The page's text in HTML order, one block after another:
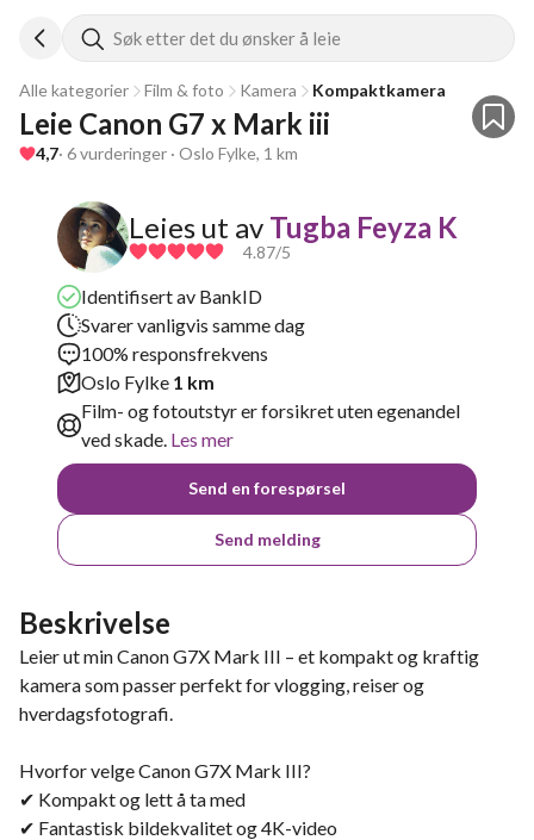
Søk etter det du ønsker å leie
Alle kategorier Film & foto Kamera Kompaktkamera
Leie Canon G7 x Mark iii
4,7· 6 vurderinger · Oslo Fylke, 1 km
Leies ut av Tugba Feyza K
4.87/5
Identifisert av BankID
Svarer vanligvis samme dag
100% responsfrekvens
Oslo Fylke 1 km
Film- og fotoutstyr er forsikret uten egenandel
ved skade. Les mer
Send en forespørsel
Send melding
Beskrivelse
Leier ut min Canon G7X Mark III – et kompakt og kraftig
kamera som passer perfekt for vlogging, reiser og
hverdagsfotografi.
Hvorfor velge Canon G7X Mark III?
✔ Kompakt og lett å ta med
✔ Fantastisk bildekvalitet og 4K-video